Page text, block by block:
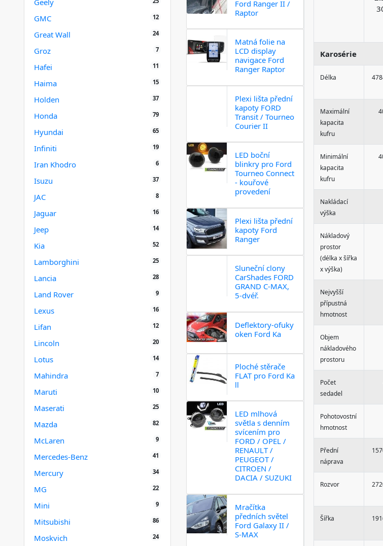
Geely
GMC 12
Great Wall 24
Groz 7
Hafei 11
Haima 15
Holden 37
Honda 79
Hyundai 65
Infiniti 19
Iran Khodro 6
Isuzu 37
JAC 8
Jaguar 16
Jeep 14
Kia 52
Lamborghini 25
Lancia 28
Land Rover 9
Lexus 16
Lifan 12
Lincoln 20
Lotus 14
Mahindra 7
Maruti 10
Maserati 25
Mazda 82
McLaren 9
Mercedes-Benz 41
Mercury 34
MG 22
Mini 9
Mitsubishi 86
Moskvich 24
Ford Ranger II /
Raptor
Matná folie na
LCD display
navigace Ford
Ranger Raptor
Plexi lišta přední
kapoty FORD
Transit / Tourneo
Courier II
LED boční
blinkry pro Ford
Tourneo Connect
- kouřové
provedení
Plexi lišta přední
kapoty Ford
Ranger
Sluneční clony
CarShades FORD
GRAND C-MAX,
5-dvéř.
Deflektory-ofuky
oken Ford Ka
Ploché stěrače
FLAT pro Ford Ka
ll
LED mlhová
světla s denním
svícením pro
FORD / OPEL /
RENAULT /
PEUGEOT /
CITROEN /
DACIA / SUZUKI
Mračítka
předních světel
Ford Galaxy II /
S-MAX
Karosérie
Délka
Maximální
kapacita
kufru
Minimální
kapacita
kufru
Nakládací
výška
Nákladový
prostor
(délka x šířka
x výška)
Nejvyšší
přípustná
hmotnost
Objem
nákladového
prostoru
Počet
sedadel
Pohotovostní
hmotnost
Přední
náprava
Rozvor
Šířka